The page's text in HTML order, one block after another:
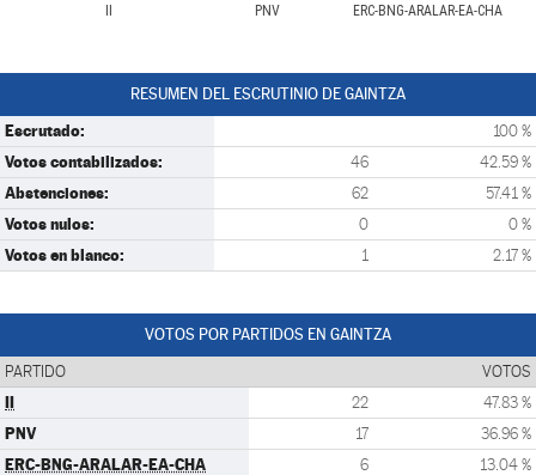
PNV ERC-BNG-ARALAR-EA-CHA
RESUMEN DEL ESCRUTINIO DE GAINTZA
Escrutado: 100 %
Votos contabilizados: 46 42.59 %
Abstenciones: 62 57.41 %
Votos nulos: 0 0 %
Votos en blanco: 1 2.17 %
VOTOS POR PARTIDOS EN GAINTZA
PARTIDO VOTOS
II 22 47.83 %
PNV 17 36.96 %
ERC-BNG-ARALAR-EA-CHA 6 13.04 %